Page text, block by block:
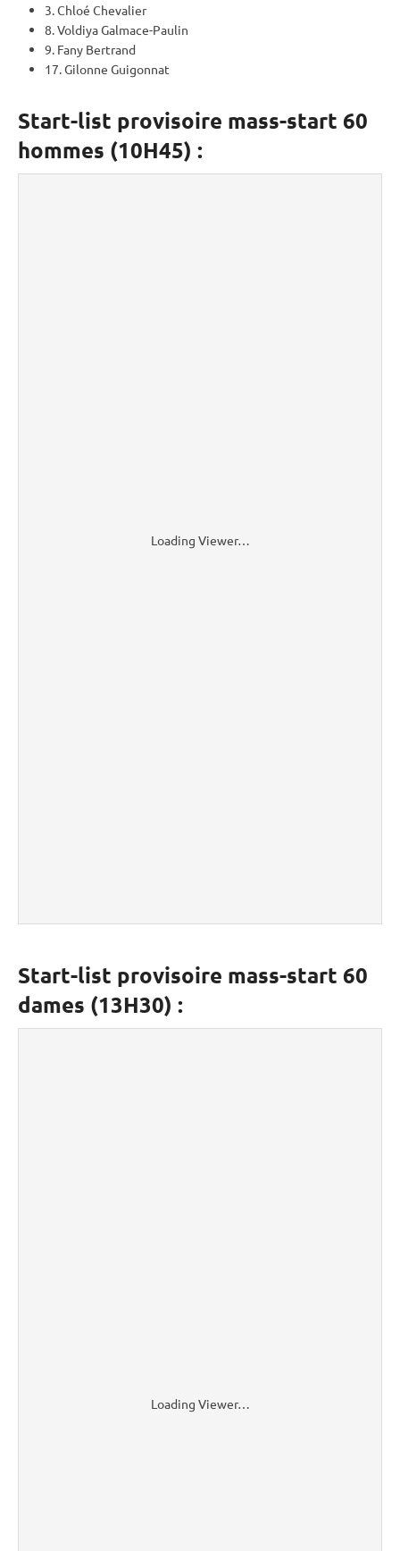
3. Chloé Chevalier
8. Voldiya Galmace-Paulin
9. Fany Bertrand
17. Gilonne Guigonnat
Start-list provisoire mass-start 60
hommes (10H45) :
Loading Viewer…
Start-list provisoire mass-start 60
dames (13H30) :
Loading Viewer…